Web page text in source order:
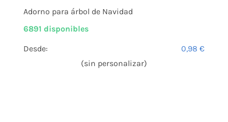
Adorno para árbol de Navidad
6891 disponibles
Desde: 0,98€
(sin personalizar)